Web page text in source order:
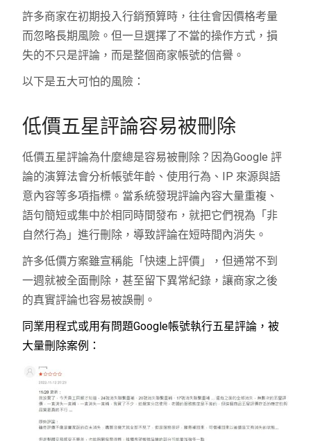
許多商家在初期投入行銷預算時，往往會因價格考量
而忽略長期風險。但一旦選擇了不當的操作方式，損
失的不只是評論，而是整個商家帳號的信譽。
以下是五大可怕的風險：
低價五星評論容易被刪除
低價五星評論為什麼總是容易被刪除？因為Google 評
論的演算法會分析帳號年齡、使用行為、IP 來源與語
意內容等多項指標。當系統發現評論內容大量重複、
語句簡短或集中於相同時間發布，就把它們視為「非
自然行為」進行刪除，導致評論在短時間內消失。
許多低價方案雖宣稱能「快速上評價」，但通常不到
一週就被全面刪除，甚至留下異常紀錄，讓商家之後
的真實評論也容易被誤刪。
同業用程式或用有問題Google帳號執行五星評論，被
大量刪除案例：